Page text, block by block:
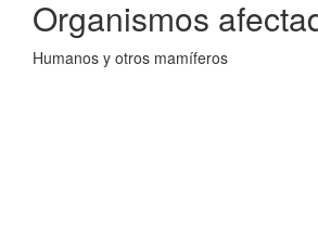
Organismos
Humanos y otros mamíferos